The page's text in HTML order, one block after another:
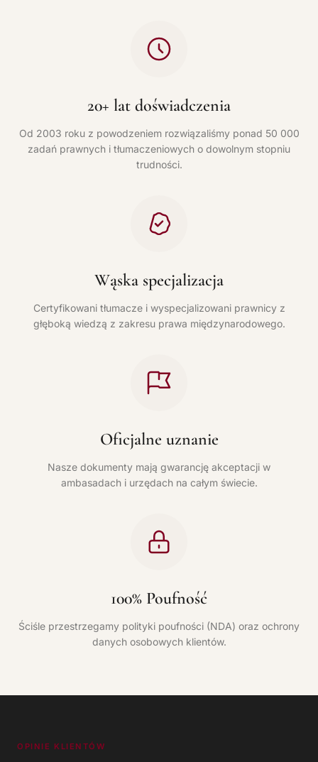
20+ lat doświadczenia
Od 2003 roku z powodzeniem rozwiązaliśmy ponad 50 000
zadań prawnych i tłumaczeniowych o dowolnym stopniu
trudności.
Wąska specjalizacja
Certyfikowani tłumacze i wyspecjalizowani prawnicy z
głęboką wiedzą z zakresu prawa międzynarodowego.
Oficjalne uznanie
Nasze dokumenty mają gwarancję akceptacji w
ambasadach i urzędach na całym świecie.
100% Poufność
Ściśle przestrzegamy polityki poufności (NDA) oraz ochrony
danych osobowych klientów.
OPINIE KLIENTÓW